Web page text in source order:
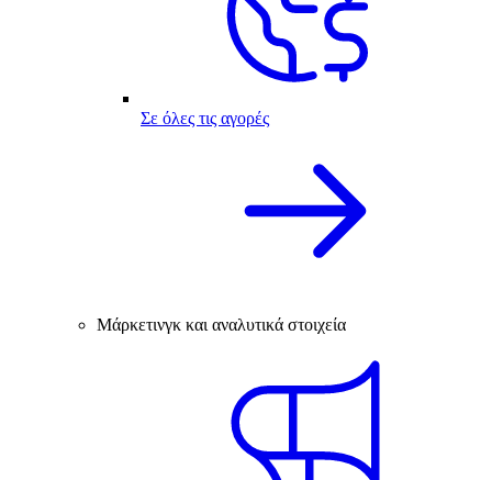
Σε όλες τις αγορές
Μάρκετινγκ και αναλυτικά στοιχεία